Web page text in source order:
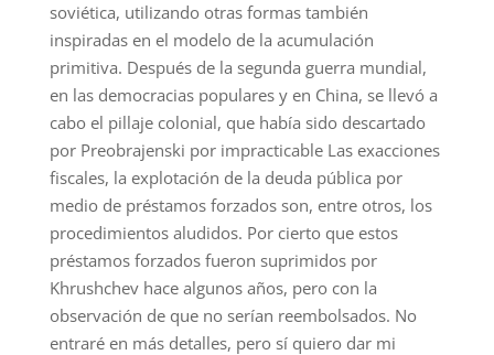
soviética, utilizando otras formas también
inspiradas en el modelo de la acumulación
primitiva. Después de la segunda guerra mundial,
en las democracias populares y en China, se llevó a
cabo el pillaje colonial, que había sido descartado
por Preobrajenski por impracticable Las exacciones
fiscales, la explotación de la deuda pública por
medio de préstamos forzados son, entre otros, los
procedimientos aludidos. Por cierto que estos
préstamos forzados fueron suprimidos por
Khrushchev hace algunos años, pero con la
observación de que no serían reembolsados. No
entraré en más detalles, pero sí quiero dar mi